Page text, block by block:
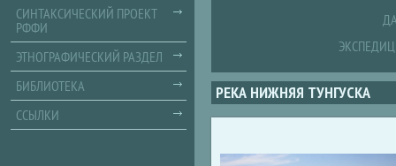
РЕКА НИЖНЯЯ ТУНГУСКА
СИНТАКСИЧЕСКИЙ ПРОЕКТ
РФФИ
ЭТНОГРАФИЧЕСКИЙ РАЗДЕЛ
БИБЛИОТЕКА
ССЫЛКИ